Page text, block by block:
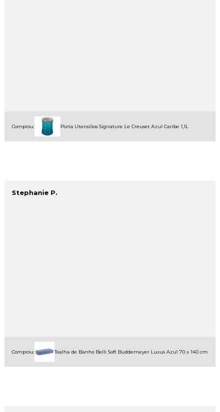
Comprou: Porta Utensílios Signature Le Creuset Azul Caribe 1,1L
Stephanie P.
Comprou: Toalha de Banho Belli Soft Buddemeyer Luxus Azul 70 x 140 cm